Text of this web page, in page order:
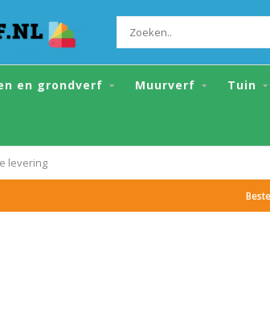
en grondverf Muurverf Tuin
levering